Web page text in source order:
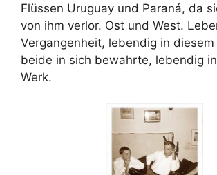
Flüssen Uruguay und Paraná, da
von ihm verlor. Ost und West.
Vergangenheit, lebendig in
beide in sich bewahrte, lebendig
Werk.